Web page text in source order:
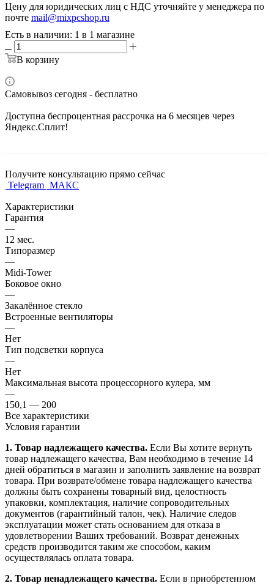
Цену для юридических лиц с НДС уточняйте у менеджера по
почте mail@mixpcshop.ru
Есть в наличии: 1 в 1 магазине
В корзину
Самовывоз сегодня - бесплатно
Доступна беспроцентная рассрочка на 6 месяцев через
Яндекс.Сплит!
Получите консультацию прямо сейчас
Telegram МАКС
Характеристики
Гарантия
—
12 мес.
Типоразмер
—
Midi-Tower
Боковое окно
—
Закалённое стекло
Встроенные вентиляторы
—
Нет
Тип подсветки корпуса
—
Нет
Максимальная высота процессорного кулера, мм
—
150,1 — 200
Все характеристики
Условия гарантии
1. Товар надлежащего качества. Если Вы хотите вернуть
товар надлежащего качества, Вам необходимо в течение 14
дней обратиться в магазин и заполнить заявление на возврат
товара. При возврате/обмене товара надлежащего качества
должны быть сохранены товарный вид, целостность
упаковки, комплектация, наличие сопроводительных
документов (гарантийный талон, чек). Наличие следов
эксплуатации может стать основанием для отказа в
удовлетворении Ваших требований. Возврат денежных
средств производится таким же способом, каким
осуществлялась оплата товара.
2. Товар ненадлежащего качества. Если в приобретенном